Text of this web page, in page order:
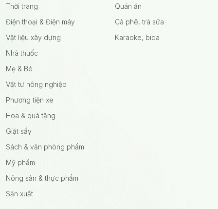
Thời trang
Điện thoại & Điện máy
Vật liệu xây dựng
Nhà thuốc
Mẹ & Bé
Vật tư nông nghiệp
Phương tiện xe
Hoa & quà tặng
Giặt sấy
Sách & văn phòng phẩm
Mỹ phẩm
Nông sản & thực phẩm
Sản xuất
Quán ăn
Cà phê, trà sữa
Karaoke, bida